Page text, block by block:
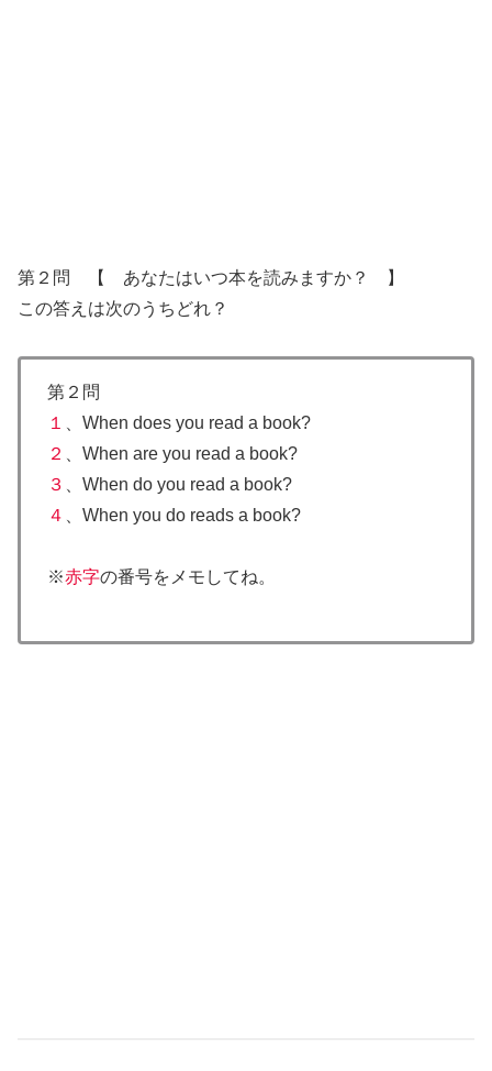
第２問 【 あなたはいつ本を読みますか？ 】
この答えは次のうちどれ？
第２問
１
、When does you read a book?
２
、When are you read a book?
３
、When do you read a book?
４
、When you do reads a book?
※赤字の番号をメモしてね。